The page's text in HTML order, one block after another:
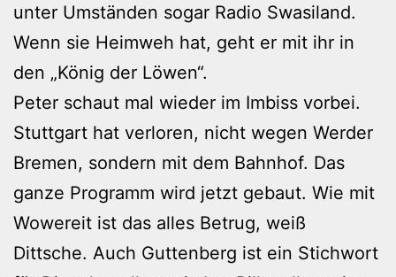
unter Umständen sogar Radio Swasiland.
Wenn sie Heimweh hat, geht er mit ihr in
den „König der Löwen“.
Peter schaut mal wieder im Imbiss vorbei.
Stuttgart hat verloren, nicht wegen Werder
Bremen, sondern mit dem Bahnhof. Das
ganze Programm wird jetzt gebaut. Wie mit
Wowereit ist das alles Betrug, weiß
Dittsche. Auch Guttenberg ist ein Stichwort